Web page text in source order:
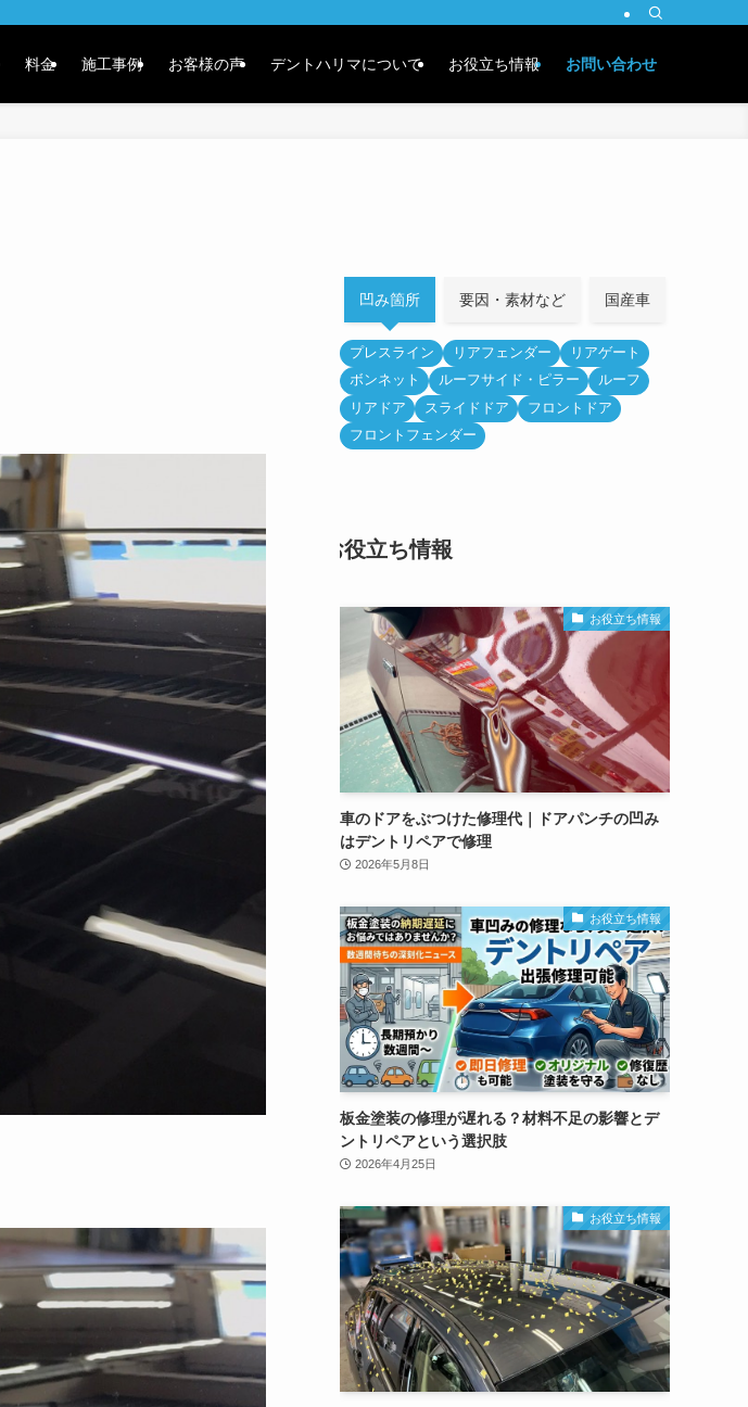
料金 施工事例 お客様の声 デントハリマについて お役立ち情報 お問い合わせ
凹み箇所 要因・素材など 国産車
プレスライン リアフェンダー
リアゲート
ボンネット
ルーフサイド・ピラー
ルーフ
リアドア
スライドドア
フロントドア
フロントフェンダー
お役立ち情報
お役立ち情報
車のドアをぶつけた修理代｜ドアパンチの凹み
はデントリペアで修理
2026年5月8日
お役立ち情報
板金塗装の修理が遅れる？材料不足の影響とデ
ントリペアという選択肢
2026年4月25日
お役立ち情報